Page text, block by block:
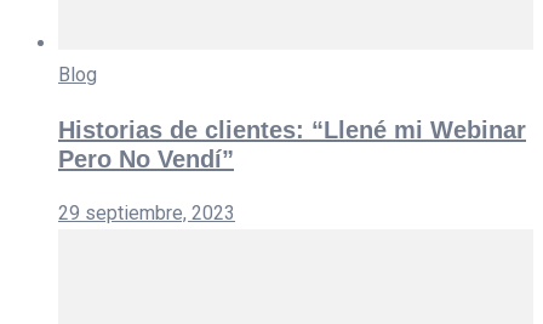
Blog
Historias de clientes: “Llené mi Webinar
Pero No Vendí”
29 septiembre, 2023